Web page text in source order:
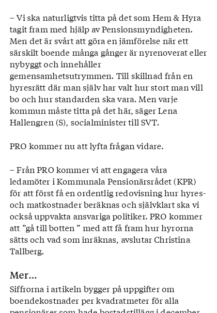
– Vi ska naturligtvis titta på det som Hem & Hyra
tagit fram med hjälp av Pensionsmyndigheten.
Men det är svårt att göra en jämförelse när ett
särskilt boende många gånger är nyrenoverat eller
nybyggt och innehåller
gemensamhetsutrymmen. Till skillnad från en
hyresrätt där man själv har valt hur stort man vill
bo och hur standarden ska vara. Men varje
kommun måste titta på det här, säger Lena
Hallengren (S), socialminister till SVT.
PRO kommer nu att lyfta frågan vidare.
– Från PRO kommer vi att engagera våra
ledamöter i Kommunala Pensionärsrådet (KPR)
för att först få en ordentlig redovisning hur hyres-
och matkostnader beräknas och självklart ska vi
också uppvakta ansvariga politiker. PRO kommer
att ”gå till botten ” med att få fram hur hyrorna
sätts och vad som inräknas, avslutar Christina
Tallberg.
Mer…
Siffrorna i artikeln bygger på uppgifter om
boendekostnader per kvadratmeter för alla